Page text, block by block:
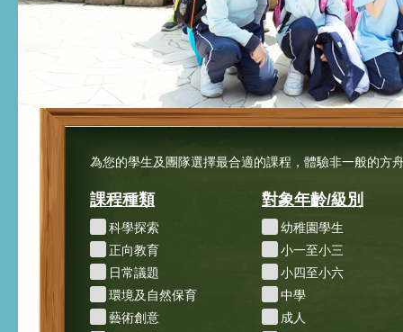
為您的學生及團隊選擇最合適的課程，體驗非一般的方
課程種類
科學探索
正向教育
日常議題
環境及自然保育
藝術創意
對象年齡/級別
幼稚園學生
小一至小三
小四至小六
中學
成人